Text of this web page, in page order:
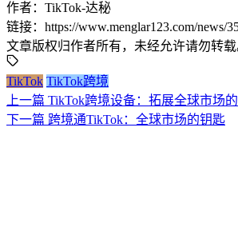
作者：TikTok-达秘
链接：https://www.menglar123.com/news/
文章版权归作者所有，未经允许请勿转载
TikTok TikTok跨境
上一篇 TikTok跨境设备：拓展全球市场
下一篇 跨境通TikTok：全球市场的钥匙